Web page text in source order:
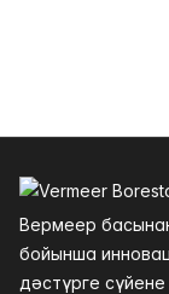
Вермеер
бойынша
дәстүрге сүйене